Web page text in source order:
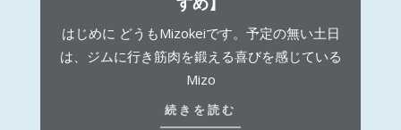
はじめに どうもMizokeiです。予定の無い土日
は、ジムに行き筋肉を鍛える喜びを感じている
Mizo
続きを読む